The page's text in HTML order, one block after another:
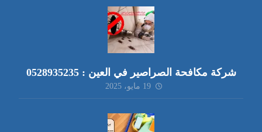
شركة مكافحة الصراصير في العين : 0528935235
19 مايو، 2025